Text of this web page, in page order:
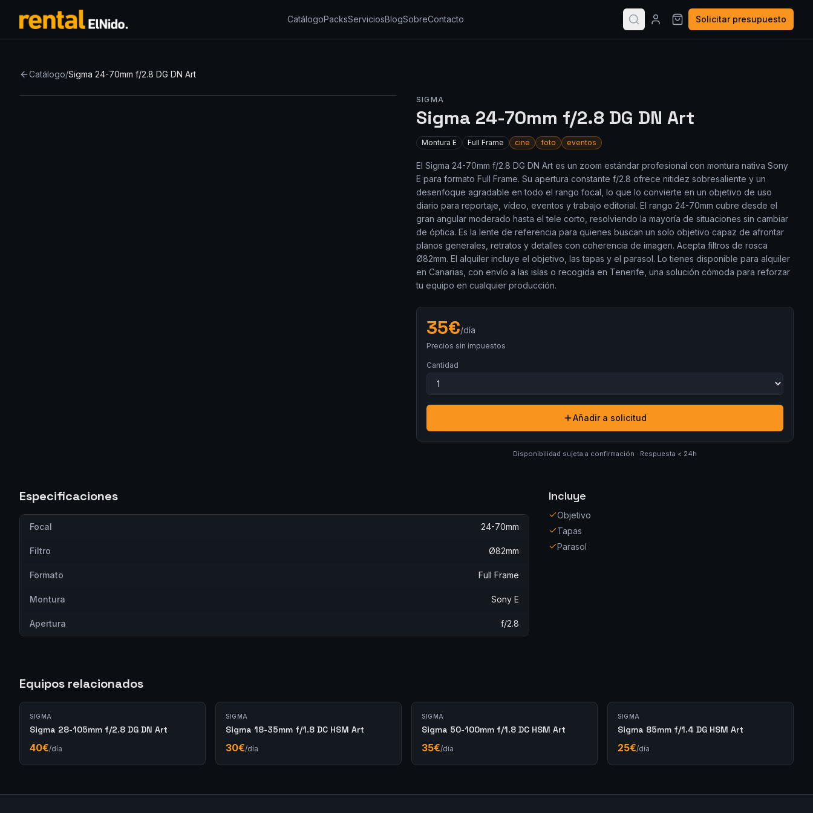
CatálogoPacksServiciosBlogSobreContacto Solicitar presupuesto
Catálogo/Sigma 24-70mm f/2.8 DG DN Art
SIGMA
Sigma 24-70mm f/2.8 DG DN Art
Montura E Full Frame cine foto eventos
El Sigma 24-70mm f/2.8 DG DN Art es un zoom estándar profesional con montura nativa Sony
E para formato Full Frame. Su apertura constante f/2.8 ofrece nitidez sobresaliente y un
desenfoque agradable en todo el rango focal, lo que lo convierte en un objetivo de uso
diario para reportaje, vídeo, eventos y trabajo editorial. El rango 24-70mm cubre desde el
gran angular moderado hasta el tele corto, resolviendo la mayoría de situaciones sin cambiar
de óptica. Es la lente de referencia para quienes buscan un solo objetivo capaz de afrontar
planos generales, retratos y detalles con coherencia de imagen. Acepta filtros de rosca
Ø82mm. El alquiler incluye el objetivo, las tapas y el parasol. Lo tienes disponible para alquiler
en Canarias, con envío a las islas o recogida en Tenerife, una solución cómoda para reforzar
tu equipo en cualquier producción.
35€/día
Precios sin impuestos
Cantidad
Añadir a solicitud
Disponibilidad sujeta a confirmación · Respuesta < 24h
Especificaciones
Focal 24-70mm
Filtro Ø82mm
Formato Full Frame
Montura Sony E
Apertura f/2.8
Incluye
Objetivo
Tapas
Parasol
Equipos relacionados
SIGMA
Sigma 28-105mm f/2.8 DG DN Art
40€/día
SIGMA
Sigma 18-35mm f/1.8 DC HSM Art
30€/día
SIGMA
Sigma 50-100mm f/1.8 DC HSM Art
35€/día
SIGMA
Sigma 85mm f/1.4 DG HSM Art
25€/día